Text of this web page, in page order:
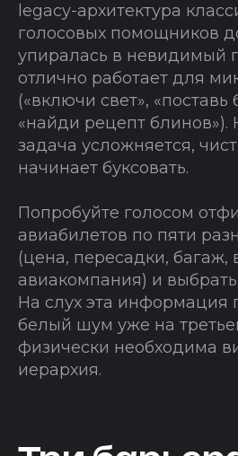
legacy-архитектура
голосовых помощников
упиралась в невидимый
отлично работает для
(«включи свет», «поставь
«найди рецепт блинов»).
задача усложняется,
начинает буксовать.
Попробуйте голосом
авиабилетов по пяти
(цена, пересадки, багаж,
авиакомпания) и
На слух эта информация
белый шум уже на
физически необходима
иерархия.